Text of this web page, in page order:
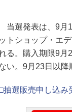
当選発表は、9月
ットショップ・エ
る。購入期限9月
い。9月23日以降
抽選販売申し込み